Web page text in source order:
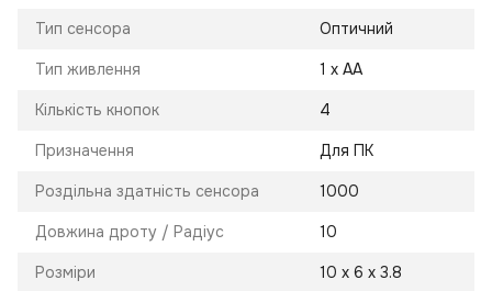
Тип сенсора Оптичний
Тип живлення 1 х АА
Кількість кнопок 4
Призначення Для ПК
Роздільна здатність сенсора 1000
Довжина дроту / Радіус 10
Розміри 10 х 6 х 3.8